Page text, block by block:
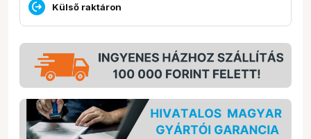
Külső raktáron